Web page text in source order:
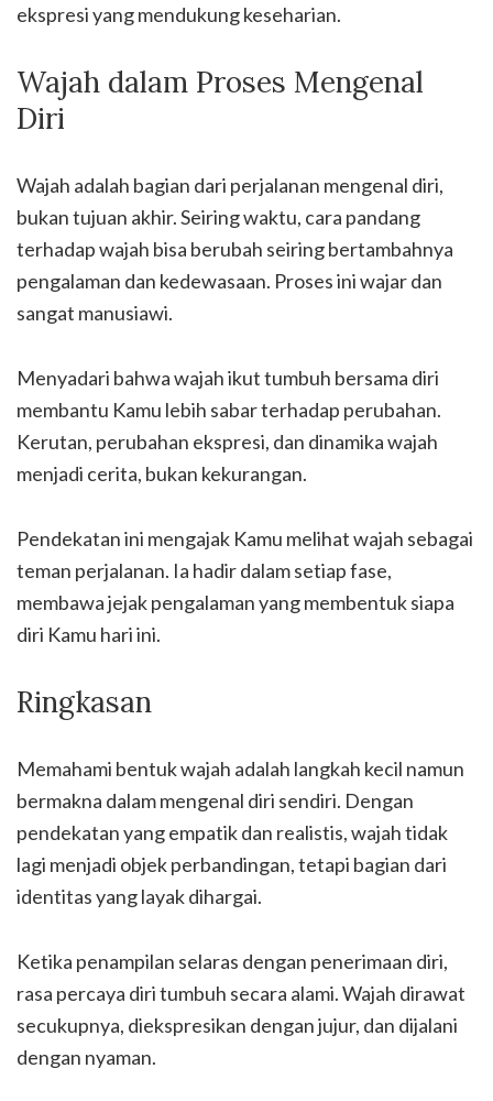
ekspresi yang mendukung keseharian.
Wajah dalam Proses Mengenal
Diri
Wajah adalah bagian dari perjalanan mengenal diri,
bukan tujuan akhir. Seiring waktu, cara pandang
terhadap wajah bisa berubah seiring bertambahnya
pengalaman dan kedewasaan. Proses ini wajar dan
sangat manusiawi.
Menyadari bahwa wajah ikut tumbuh bersama diri
membantu Kamu lebih sabar terhadap perubahan.
Kerutan, perubahan ekspresi, dan dinamika wajah
menjadi cerita, bukan kekurangan.
Pendekatan ini mengajak Kamu melihat wajah sebagai
teman perjalanan. Ia hadir dalam setiap fase,
membawa jejak pengalaman yang membentuk siapa
diri Kamu hari ini.
Ringkasan
Memahami bentuk wajah adalah langkah kecil namun
bermakna dalam mengenal diri sendiri. Dengan
pendekatan yang empatik dan realistis, wajah tidak
lagi menjadi objek perbandingan, tetapi bagian dari
identitas yang layak dihargai.
Ketika penampilan selaras dengan penerimaan diri,
rasa percaya diri tumbuh secara alami. Wajah dirawat
secukupnya, diekspresikan dengan jujur, dan dijalani
dengan nyaman.